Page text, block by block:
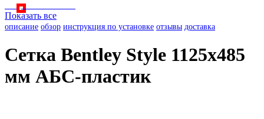
Показать все
описание обзор инструкция по установке отзывы доставка
Сетка Bentley Style 1125x485
мм АБС-пластик